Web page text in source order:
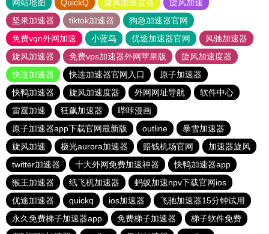
网站地图 QuickQ 旋风加速度器
旋风加速
坚果加速器
tiktok加速器
狗急加速器官网
免费vqn外网加速
小蓝鸟 优途加速器官网
风驰加速器
旋风加速器
免费vps加速器外网苹果版
旋风加速度器
快连加速器
快连加速器官网入口
原子加速器
快鸭加速器
旋风加速度器 外网网址导航
软件中心
雷霆加速
狂飙加速器
哔咔漫画
原子加速器app下载官网最新版
outline
暴雪加速器
旋风加速
极光aurora加速器 赔钱机场官网
加速器旋风
twitter加速器
十大外网免费加速神器
快鸭加速器app
猴王加速器
纸飞机加速器
蚂蚁加速npv下载官网ios
优途加速器
quickq ios加速器
飞驰加速器15分钟试用
永久免费梯子加速器app
免费梯子加速器
梯子软件免费